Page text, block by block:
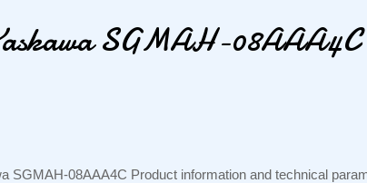
SGMAH-08AAA4C
SGMAH-08AAA4C Product information and technical